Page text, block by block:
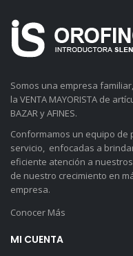
Somos una empresa
la VENTA MAYORISTA de
BAZAR y AFINES.
Conformamos un equipo de
servicio, enfocadas a
eficiente atención a
de nuestro crecimiento en
empresa.
Conocer Más
MI CUENTA